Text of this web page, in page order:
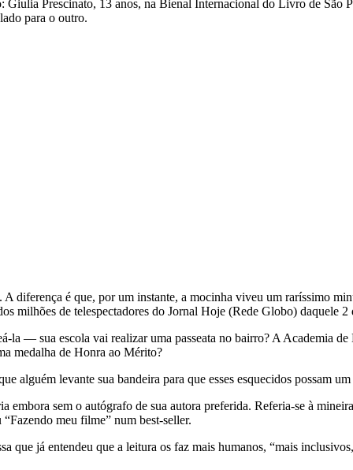
Giulia Prescinato, 13 anos, na Bienal Internacional do Livro de
para o outro.
diferença é que, por um instante, a mocinha viveu um raríssimo
milhões de telespectadores do Jornal Hoje (Rede Globo) daquele 2
― sua escola vai realizar uma passeata no bairro? A Academia
medalha de Honra ao Mérito?
alguém levante sua bandeira para que esses esquecidos possam
embora sem o autógrafo de sua autora preferida. Referia-se à
meu filme” num best-seller.
que já entendeu que a leitura os faz mais humanos, “mais